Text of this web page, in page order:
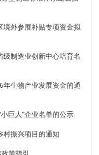
境外参展补贴专项资金拟
制造业创新中心培育名
生物产业发展资金的通
巨人”企业名单的公示
村振兴项目的通知